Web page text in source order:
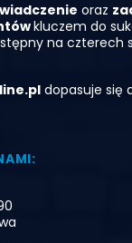
oraz
wkluczem do
na czterech
dopasuje się